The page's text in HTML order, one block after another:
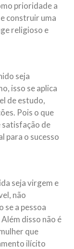
prioridade a
construir uma
religioso e
seja
isso se aplica
de estudo,
Pois o que
satisfação de
para o sucesso
seja virgem e
não
se a pessoa
disso não é
que
ilícito